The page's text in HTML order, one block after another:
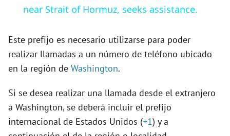
a
y
V
i
d
near Strait of Hormuz, seeks assistance.
Este prefijo es necesario utilizarse para poder
realizar llamadas a un número de teléfono ubicado
en la región de Washington.
Si se desea realizar una llamada desde el extranjero
a Washington, se deberá incluir el prefijo
internacional de Estados Unidos (+1) y a